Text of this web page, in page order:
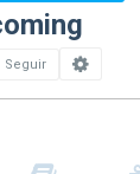
Seguir